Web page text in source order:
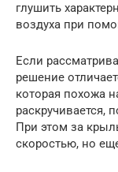
глушить
воздуха при
Если
решение
которая похожа
раскручивается,
При этом за
скоростью, но